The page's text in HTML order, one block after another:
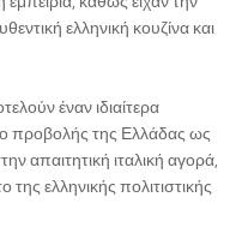
ελληνική κουζίνα και
έναν ιδιαίτερα
προβολής της Ελλάδας ως
απαιτητική ιταλική αγορά,
ελληνικής πολιτιστικής